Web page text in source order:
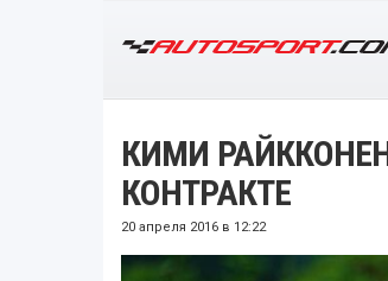
КИМИ
КОНТРАКТЕ
20 апреля 2016 в 12:22